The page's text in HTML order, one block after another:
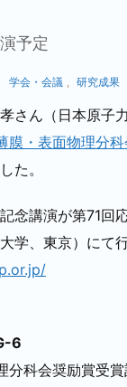
予定
学会・会議 , 研究成果
さん（日本原子
膜・表面物理分
た。
念講演が第71回
学、東京）にて
6
分科会奨励賞受